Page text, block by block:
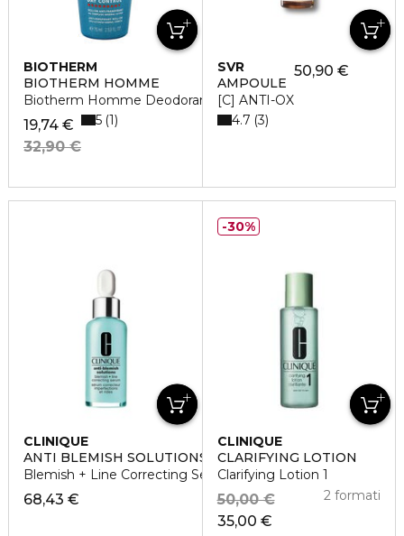
BIOTHERM
BIOTHERM HOMME
Biotherm Homme Deodorante Roll-On Day Control
19,74 €
32,90 €
5 1
SVR
AMPOULE
[C] ANTI-OX
50,90 €
4.7 3
CLINIQUE
ANTI BLEMISH SOLUTIONS
Blemish + Line Correcting Serum Siero
68,43 €
CLINIQUE
CLARIFYING LOTION
Clarifying Lotion 1
35,00 €
50,00 € 2 formati
30%